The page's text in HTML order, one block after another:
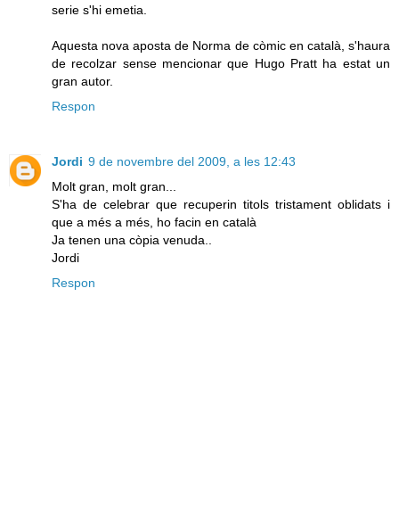
serie s'hi emetia.
Aquesta nova aposta de Norma de còmic en català, s'haura
de recolzar sense mencionar que Hugo Pratt ha estat un
gran autor.
Respon
Jordi 9 de novembre del 2009, a les 12:43
Molt gran, molt gran...
S'ha de celebrar que recuperin titols tristament oblidats i
que a més a més, ho facin en català
Ja tenen una còpia venuda..
Jordi
Respon